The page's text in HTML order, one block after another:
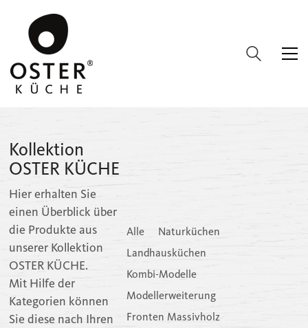
Kollektion
OSTER KÜCHE
Hier erhalten Sie
einen Überblick über
die Produkte aus
unserer Kollektion
OSTER KÜCHE.
Mit Hilfe der
Kategorien können
Sie diese nach Ihren
Alle
Fronten Massivholz
Kombi-Modelle
Landhausküchen
Modellerweiterung
Naturküchen